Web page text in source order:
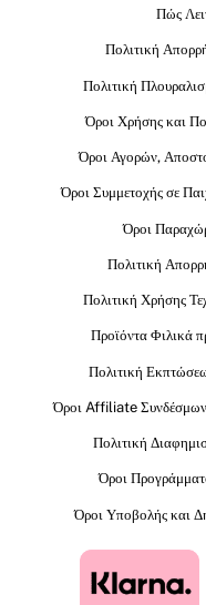
Πώς
Πολιτική
Πολιτική
Όροι Χρήσης και
Όροι Αγορών,
Όροι Συμμετοχής σε
Όροι
Πολιτική
Πολιτική Χρήσης
Προϊόντα Φιλικά
Πολιτική
Όροι Affiliate
Πολιτική
Όροι
Όροι Υποβολής και